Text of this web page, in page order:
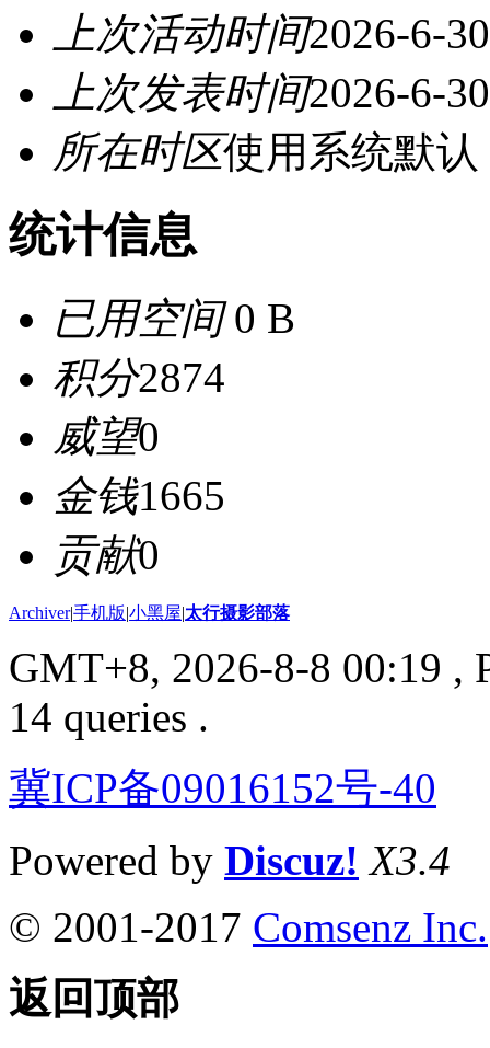
上次活动时间2026-6-
上次发表时间2026-6-
所在时区使用系统默认
统计信息
已用空间0 B
积分2874
威望0
金钱1665
贡献0
Archiver|手机版|小黑屋|太行摄影部落
GMT+8, 2026-8-8 00:19 ,
14 queries .
冀ICP备09016152号-40
Powered by Discuz! X3.4
© 2001-2017 Comsenz Inc.
返回顶部